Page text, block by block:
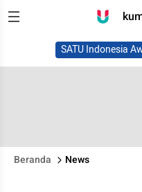
SATU Indonesia
Beranda News